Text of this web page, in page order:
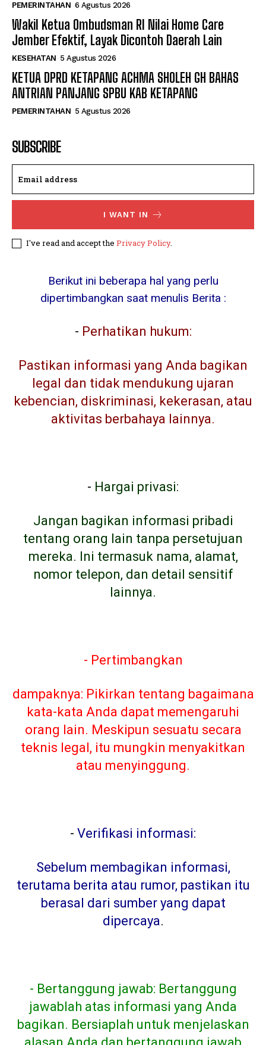
PEMERINTAHAN 6 Agustus 2026
Wakil Ketua Ombudsman RI Nilai Home Care
Jember Efektif, Layak Dicontoh Daerah Lain
KESEHATAN 5 Agustus 2026
KETUA DPRD KETAPANG ACHMA SHOLEH GH BAHAS
ANTRIAN PANJANG SPBU KAB KETAPANG
PEMERINTAHAN 5 Agustus 2026
SUBSCRIBE
I WANT IN
I've read and accept the Privacy Policy.
Berikut ini beberapa hal yang perlu
dipertimbangkan saat menulis Berita :
- Perhatikan hukum:
Pastikan informasi yang Anda bagikan
legal dan tidak mendukung ujaran
kebencian, diskriminasi, kekerasan, atau
aktivitas berbahaya lainnya.
- Hargai privasi:
Jangan bagikan informasi pribadi
tentang orang lain tanpa persetujuan
mereka. Ini termasuk nama, alamat,
nomor telepon, dan detail sensitif
lainnya.
- Pertimbangkan
dampaknya: Pikirkan tentang bagaimana
kata-kata Anda dapat memengaruhi
orang lain. Meskipun sesuatu secara
teknis legal, itu mungkin menyakitkan
atau menyinggung.
- Verifikasi informasi:
Sebelum membagikan informasi,
terutama berita atau rumor, pastikan itu
berasal dari sumber yang dapat
dipercaya.
- Bertanggung jawab: Bertanggung
jawablah atas informasi yang Anda
bagikan. Bersiaplah untuk menjelaskan